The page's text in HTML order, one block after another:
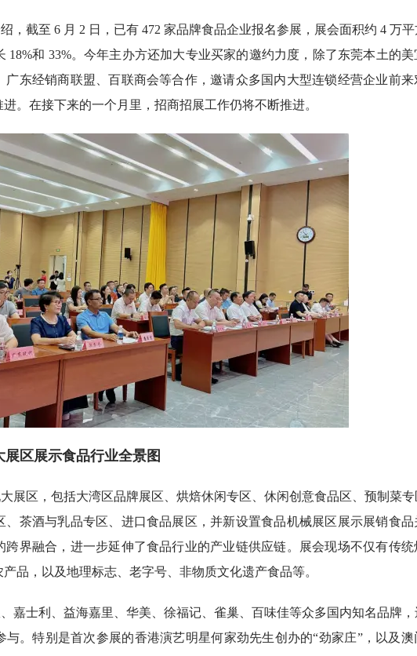
，截至 6 月 2 日，已有 472 家品牌食品企业报名参展，展会面积约 4 万
18%和 33%。今年主办方还加大专业买家的邀约力度，除了东莞本土的
东经销商联盟、百联商会等合作，邀请众多国内大型连锁经营企业前来
。在接下来的一个月里，招商招展工作仍将不断推进。
区展示食品行业全景图
展区，包括大湾区品牌展区、烘焙休闲专区、休闲创意食品区、预制菜
茶酒与乳品专区、进口食品展区，并新设置食品机械展区展示展销食品
界融合，进一步延伸了食品行业的产业链供应链。展会现场不仅有传统
品，以及地理标志、老字号、非物质文化遗产食品等。
嘉士利、益海嘉里、华美、徐福记、雀巢、百味佳等众多国内知名品牌
。特别是首次参展的香港演艺明星何家劲先生创办的“劲家庄”，以及澳